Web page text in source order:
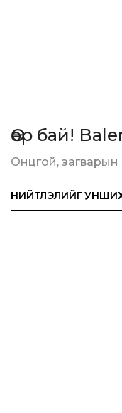
Өөр бай!
Онцгой, загварын
НИЙТЛЭЛИЙГ